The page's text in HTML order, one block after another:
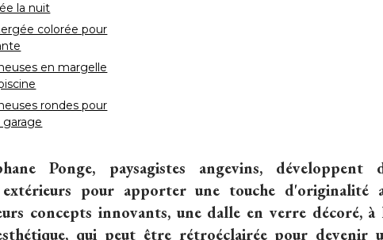
la nuit
colorée pour
en margelle
rondes pour
garage
Ponge, paysagistes angevins, développent
extérieurs pour apporter une touche d'originalité
concepts innovants, une dalle en verre décoré, à
qui peut être rétroéclairée pour devenir